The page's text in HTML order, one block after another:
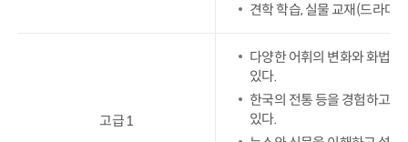
견학 학습, 실물 교재(드라마,
고급 1
다양한 어휘의 변화와 화법
있다.
한국의 전통 등을 경험하고
있다.